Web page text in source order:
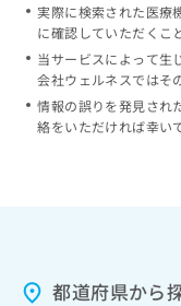
実際に検索された医療
に確認していただくこ
当サービスによって生
会社ウェルネスではそ
情報の誤りを発見され
絡をいただければ幸い
都道府県から